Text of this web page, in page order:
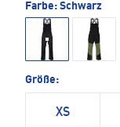
Farbe: Schwarz
Größe:
XS